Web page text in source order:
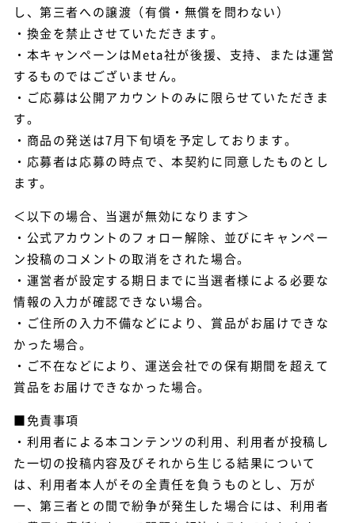
し、第三者への譲渡（有償・無償を問わない）
・換金を禁止させていただきます。
・本キャンペーンはMeta社が後援、支持、または運営
するものではございません。
・ご応募は公開アカウントのみに限らせていただきま
す。
・商品の発送は7月下旬頃を予定しております。
・応募者は応募の時点で、本契約に同意したものとし
ます。
＜以下の場合、当選が無効になります＞
・公式アカウントのフォロー解除、並びにキャンペー
ン投稿のコメントの取消をされた場合。
・運営者が設定する期日までに当選者様による必要な
情報の入力が確認できない場合。
・ご住所の入力不備などにより、賞品がお届けできな
かった場合。
・ご不在などにより、運送会社での保有期間を超えて
賞品をお届けできなかった場合。
■免責事項
・利用者による本コンテンツの利用、利用者が投稿し
た一切の投稿内容及びそれから生じる結果について
は、利用者本人がその全責任を負うものとし、万が
一、第三者との間で紛争が発生した場合には、利用者